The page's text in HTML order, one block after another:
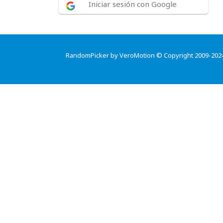
Iniciar sesión con Google
RandomPicker by VeroMotion © Copyright 2009-